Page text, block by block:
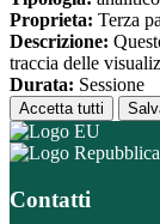
Proprieta: Terza
Descrizione:
traccia delle
Durata: Sessione
Accetta tutti
Contatti